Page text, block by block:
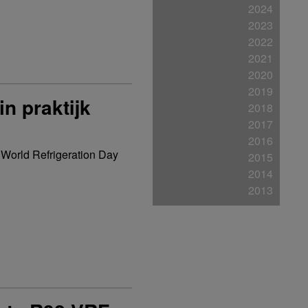
praktijk
Refrigeration Day
2024
2023
2022
2021
2020
2019
2018
2017
2016
2015
2014
2013